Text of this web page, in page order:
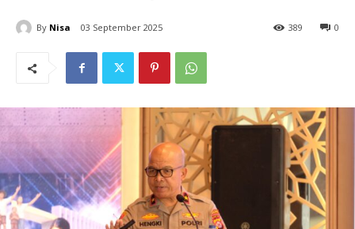
By Nisa 03 September 2025 0
389